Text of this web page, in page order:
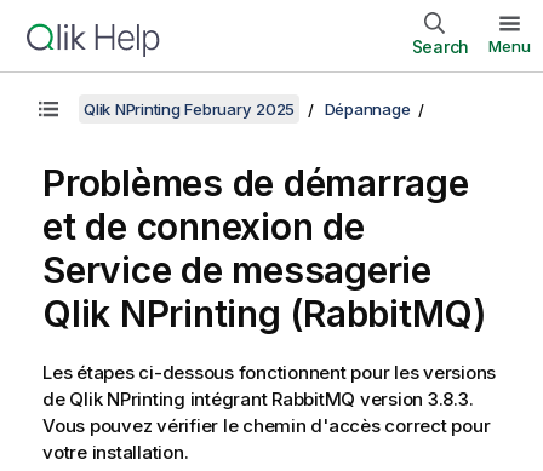
Search Menu
Qlik NPrinting February 2025 Dépannage
Problèmes de démarrage
et de connexion de
Service de messagerie
Qlik NPrinting (RabbitMQ)
Les étapes ci-dessous fonctionnent pour les versions
de Qlik NPrinting intégrant RabbitMQ version 3.8.3.
Vous pouvez vérifier le chemin d'accès correct pour
votre installation.